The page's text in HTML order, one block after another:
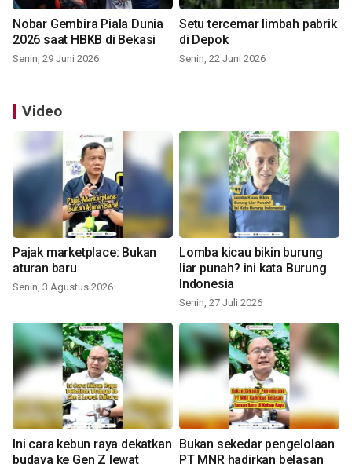
Nobar Gembira Piala Dunia
2026 saat HBKB di Bekasi
Senin, 29 Juni 2026
Setu tercemar limbah pabrik
di Depok
Senin, 22 Juni 2026
Video
Pajak marketplace: Bukan
aturan baru
Senin, 3 Agustus 2026
Lomba kicau bikin burung
liar punah? ini kata Burung
Indonesia
Senin, 27 Juli 2026
Ini cara kebun raya dekatkan
budaya ke Gen Z lewat
Bukan sekedar pengelolaan
PT MNR hadirkan belasan